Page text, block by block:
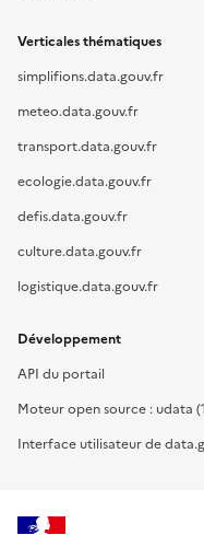
Verticales thématiques
simplifions.data.gouv.fr
meteo.data.gouv.fr
transport.data.gouv.fr
ecologie.data.gouv.fr
defis.data.gouv.fr
culture.data.gouv.fr
logistique.data.gouv.fr
Développement
API du portail
Moteur open source : udata
Interface utilisateur de